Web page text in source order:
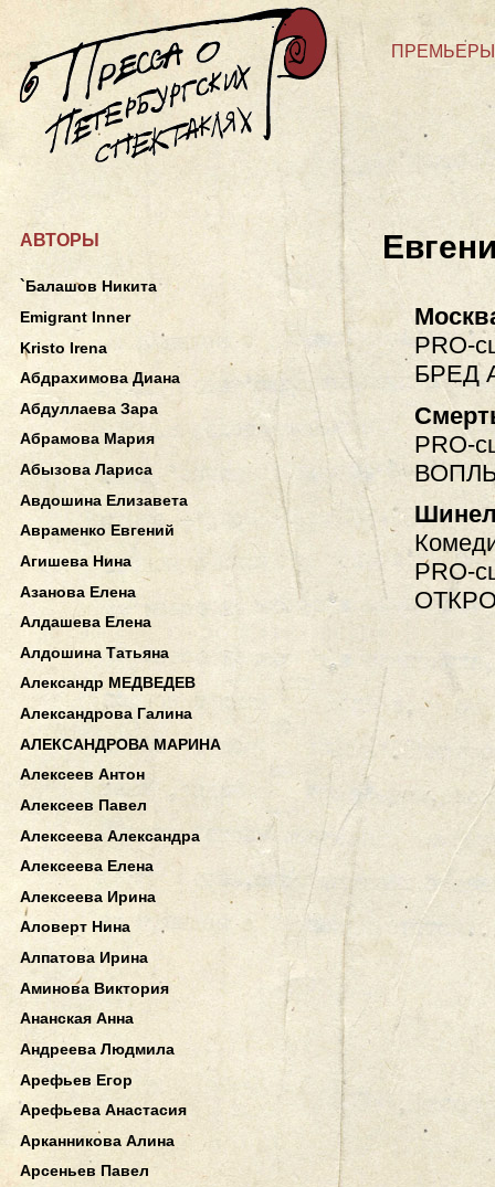
ПРЕМЬЕРЫ
PRO-
БРЕД
PRO-
PRO-
АВТОРЫ
`Балашов Никита
Emigrant Inner
Kristo Irena
Абдрахимова Диана
Абдуллаева Зара
Абрамова Мария
Абызова Лариса
Авдошина Елизавета
Авраменко Евгений
Агишева Нина
Азанова Елена
Алдашева Елена
Алдошина Татьяна
Александр МЕДВЕДЕВ
Александрова Галина
АЛЕКСАНДРОВА МАРИНА
Алексеев Антон
Алексеев Павел
Алексеева Александра
Алексеева Елена
Алексеева Ирина
Аловерт Нина
Алпатова Ирина
Аминова Виктория
Ананская Анна
Андреева Людмила
Арефьев Егор
Арефьева Анастасия
Арканникова Алина
Арсеньев Павел